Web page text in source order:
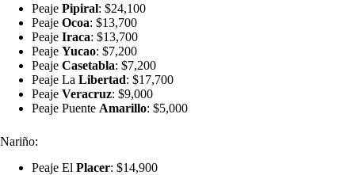
Peaje Pipiral: $24,100
Peaje Ocoa: $13,700
Peaje Iraca: $13,700
Peaje Yucao: $7,200
Peaje Casetabla: $7,200
Peaje La Libertad: $17,700
Peaje Veracruz: $9,000
Peaje Puente Amarillo: $5,000
Nariño:
Peaje El Placer: $14,900